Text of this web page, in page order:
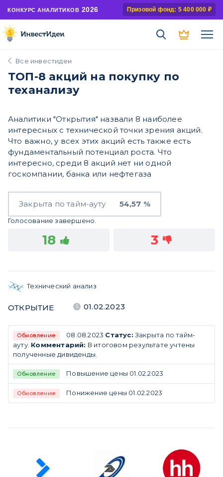
КОНКУРС АНАЛИТИКОВ 2026 Призовой фонд: 5 400 000 ₽
Все инвестидеи
ТОП-8 акций на покупку по
теханализу
Аналитики "Открытия" назвали 8 наиболее
интересных с технической точки зрения акций.
Что важно, у всех этих акций есть также есть
фундаментальный потенциал роста. Что
интересно, среди 8 акций нет ни одной
госкомпании, банка или нефтегаза
Закрыта по тайм-ауту 54,57 %
Голосование завершено.
18 3
Технический анализ
ОТКРЫТИЕ 01.02.2023
Обновление 08.08.2023 Статус: Закрыта по тайм-
ауту. Комментарий: В итоговом результате учтены
полученные дивиденды.
Обновление Повышение цены 01.02.2023
Обновление Понижение цены 01.02.2023